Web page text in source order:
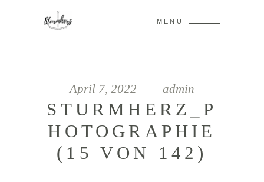
MENU
April 7, 2022 admin
STURMHERZ_P
HOTOGRAPHIE
(15 VON 142)